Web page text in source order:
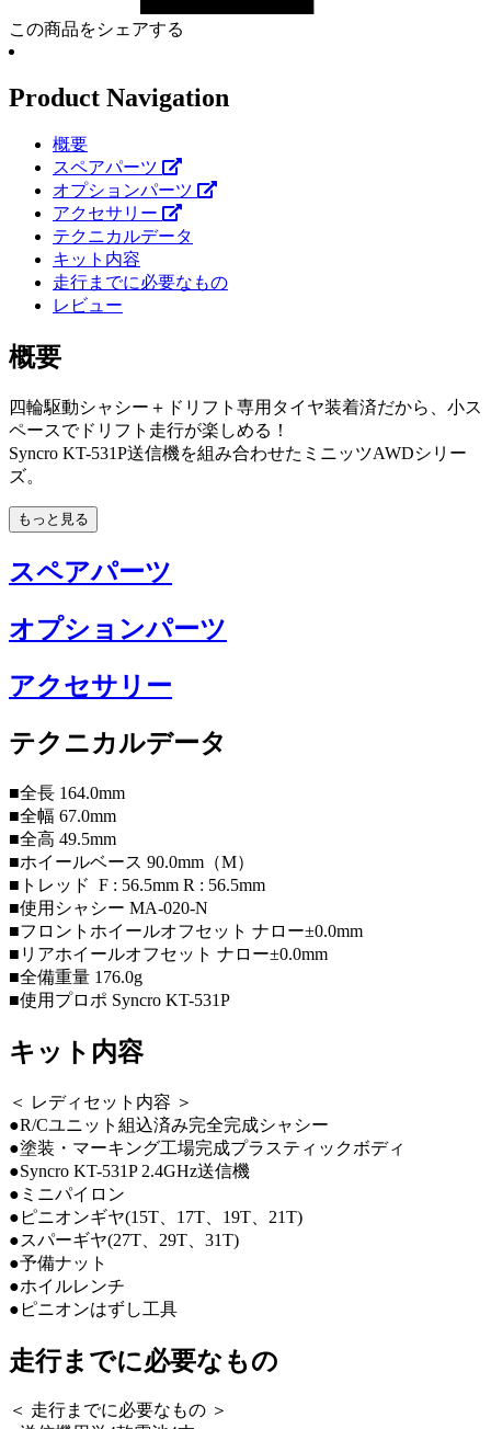
この商品をシェアする
Product Navigation
概要
スペアパーツ
オプションパーツ
アクセサリー
テクニカルデータ
キット内容
走行までに必要なもの
レビュー
概要
四輪駆動シャシー＋ドリフト専用タイヤ装着済だから、小ス
ペースでドリフト走行が楽しめる！
Syncro KT-531P送信機を組み合わせたミニッツAWDシリー
ズ。
もっと見る
スペアパーツ
オプションパーツ
アクセサリー
テクニカルデータ
■全長 164.0mm
■全幅 67.0mm
■全高 49.5mm
■ホイールベース 90.0mm（M）
■トレッド F : 56.5mm R : 56.5mm
■使用シャシー MA-020-N
■フロントホイールオフセット ナロー±0.0mm
■リアホイールオフセット ナロー±0.0mm
■全備重量 176.0g
■使用プロポ Syncro KT-531P
キット内容
＜ レディセット内容 ＞
●R/Cユニット組込済み完全完成シャシー
●塗装・マーキング工場完成プラスティックボディ
●Syncro KT-531P 2.4GHz送信機
●ミニパイロン
●ピニオンギヤ(15T、17T、19T、21T)
●スパーギヤ(27T、29T、31T)
●予備ナット
●ホイルレンチ
●ピニオンはずし工具
走行までに必要なもの
＜ 走行までに必要なもの ＞